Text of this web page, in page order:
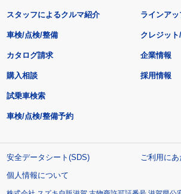
スタッフによるクルマ紹介 ラインアッ
車検/点検/整備 クレジッ
カタログ請求
購入相談
試乗車検索
車検/点検/整備予約
企業情報
採用情報
安全データシート(SDS)
ご利用にあ
個人情報について